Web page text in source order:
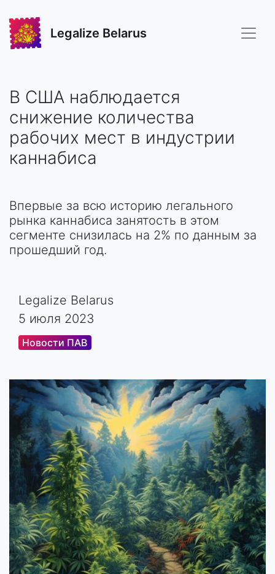
Legalize Belarus
В США наблюдается
снижение количества
рабочих мест в индустрии
каннабиса
Впервые за всю историю легального
рынка каннабиса занятость в этом
сегменте снизилась на 2% по данным за
прошедший год.
Legalize Belarus
5 июля 2023
Новости ПАВ